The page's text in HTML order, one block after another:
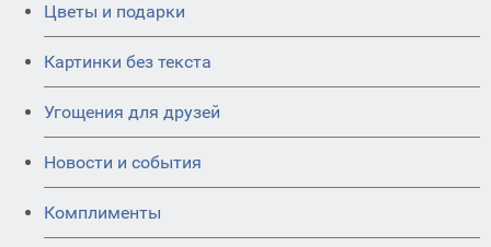
Цветы и подарки
Картинки без текста
Угощения для друзей
Новости и события
Комплименты